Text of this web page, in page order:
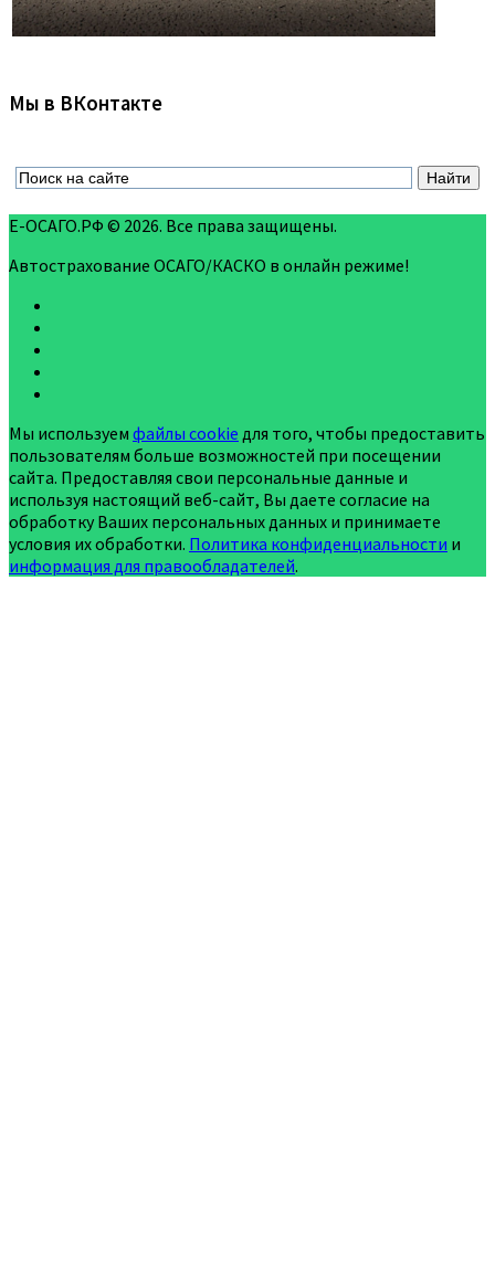
Мы в ВКонтакте
Е-ОСАГО.РФ © 2026. Все права защищены.
Автострахование ОСАГО/КАСКО в онлайн режиме!
Мы используем файлы cookie для того, чтобы предоставить
пользователям больше возможностей при посещении
сайта. Предоставляя свои персональные данные и
используя настоящий веб-сайт, Вы даете согласие на
обработку Ваших персональных данных и принимаете
условия их обработки. Политика конфиденциальности и
информация для правообладателей.